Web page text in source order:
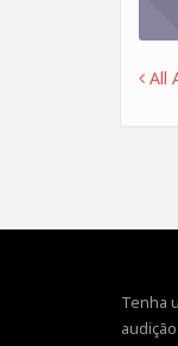
All
Tenha